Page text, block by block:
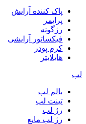
پاک کننده آرایش
پرایمر
رژگونه
فیکساتور آرایشی
کرم پودر
هایلایتر
لب
بالم لب
تینت لب
رژ لب
رژ لب مایع